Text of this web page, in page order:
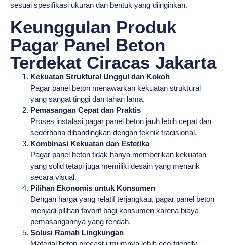
sesuai spesifikasi ukuran dan bentuk yang diinginkan.
Keunggulan Produk
Pagar Panel Beton
Terdekat Ciracas Jakarta
Kekuatan Struktural Unggul dan Kokoh
Pagar panel beton menawarkan kekuatan struktural
yang sangat tinggi dan tahan lama.
Pemasangan Cepat dan Praktis
Proses instalasi pagar panel beton jauh lebih cepat dan
sederhana dibandingkan dengan teknik tradisional.
Kombinasi Kekuatan dan Estetika
Pagar panel beton tidak hanya memberikan kekuatan
yang solid tetapi juga memiliki desain yang menarik
secara visual.
Pilihan Ekonomis untuk Konsumen
Dengan harga yang relatif terjangkau, pagar panel beton
menjadi pilihan favorit bagi konsumen karena biaya
pemasangannya yang rendah.
Solusi Ramah Lingkungan